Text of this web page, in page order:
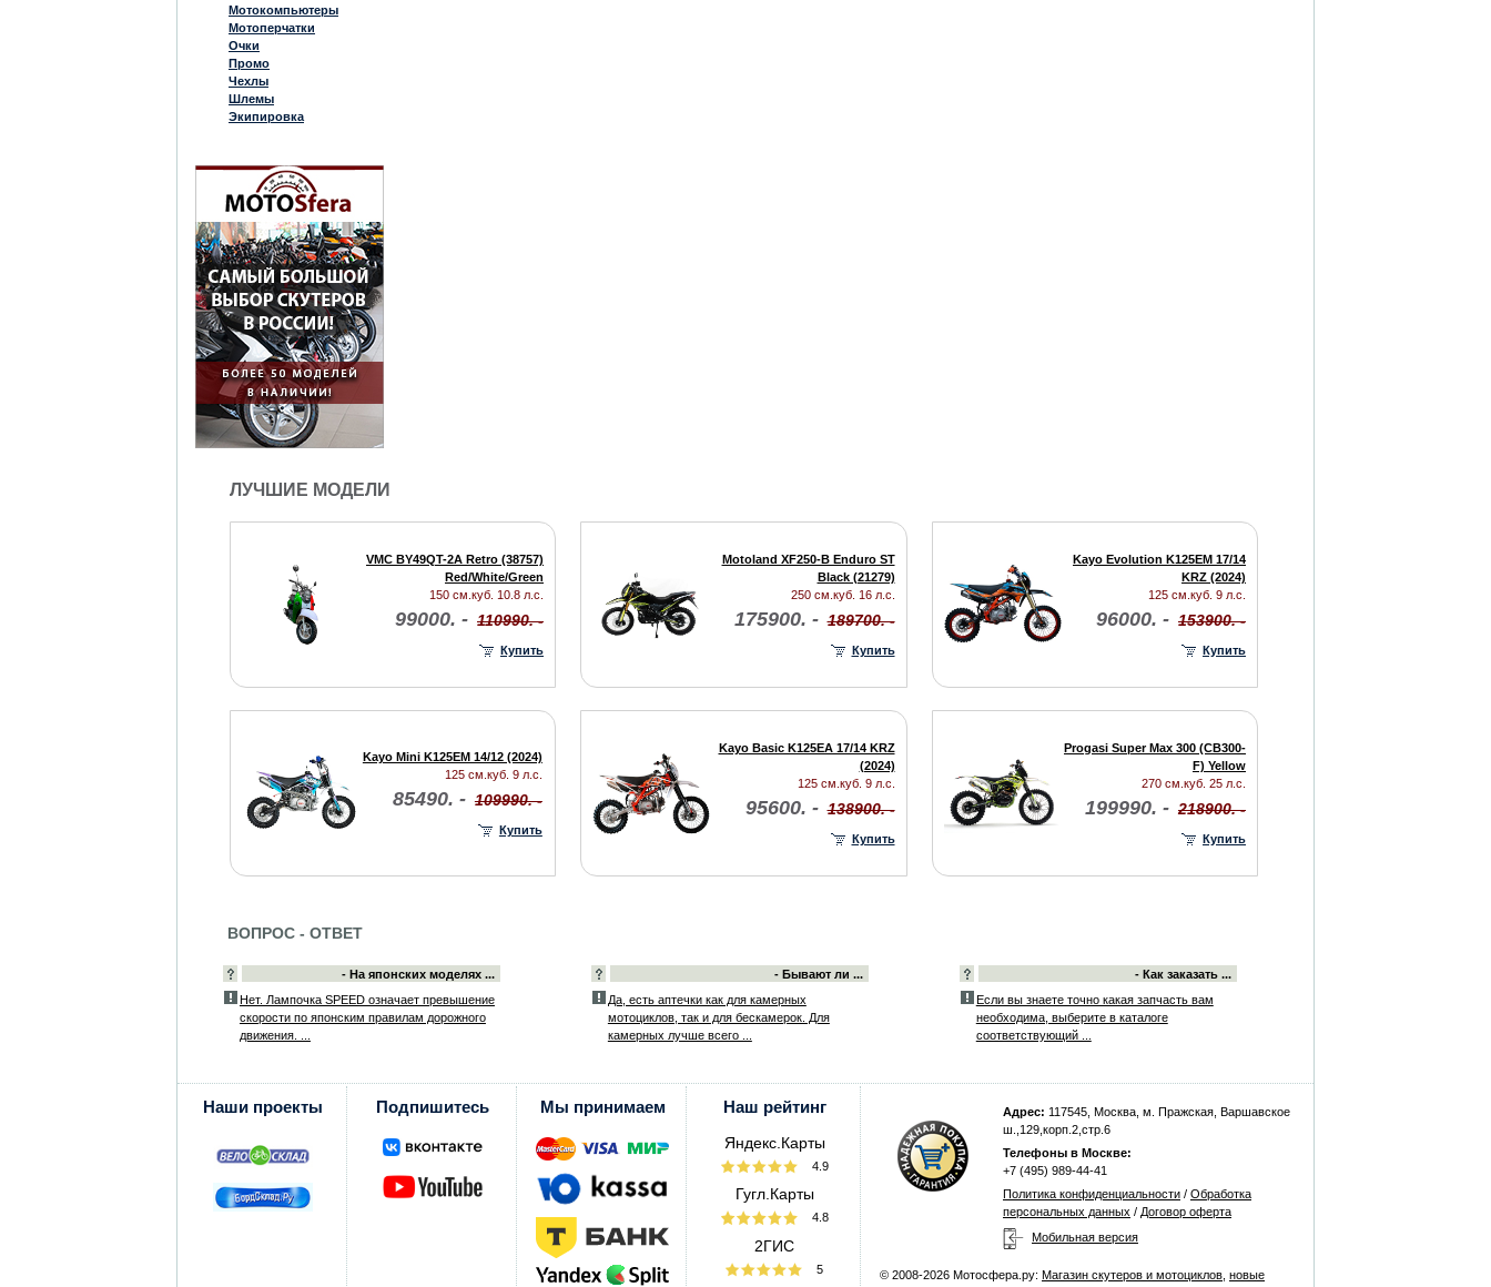
Мотокомпьютеры
Мотоперчатки
Очки
Промо
Чехлы
Шлемы
Экипировка
ЛУЧШИЕ МОДЕЛИ
VMC BY49QT-2A Retro (38757)
Red/White/Green
150 см.куб. 10.8 л.с.
99000. - 110990. -
Купить
Motoland XF250-B Enduro ST
Black (21279)
250 см.куб. 16 л.с.
175900. - 189700. -
Купить
Kayo Evolution K125EM 17/14
KRZ (2024)
125 см.куб. 9 л.с.
96000. - 153900. -
Купить
Kayo Mini K125EM 14/12 (2024)
125 см.куб. 9 л.с.
85490. - 109990. -
Купить
Kayo Basic K125EА 17/14 KRZ
(2024)
125 см.куб. 9 л.с.
95600. - 138900. -
Купить
Progasi Super Max 300 (CB300-
F) Yellow
270 см.куб. 25 л.с.
199990. - 218900. -
Купить
ВОПРОС - ОТВЕТ
- На японских моделях ...
Нет. Лампочка SPEED означает превышение
скорости по японским правилам дорожного
движения. ...
- Бывают ли ...
Да, есть аптечки как для камерных
мотоциклов, так и для бескамерок. Для
камерных лучше всего ...
- Как заказать ...
Если вы знаете точно какая запчасть вам
необходима, выберите в каталоге
соответствующий ...
Наши проекты Подпишитесь Мы принимаем Наш рейтинг
Яндекс.Карты
4.9
Гугл.Карты
4.8
2ГИС
5
Адрес: 117545, Москва, м. Пражская, Варшавское
ш.,129,корп.2,стр.6
Телефоны в Москве:
+7 (495) 989-44-41
Политика конфиденциальности / Обработка
персональных данных / Договор оферта
Мобильная версия
© 2008-2026 Мотосфера.ру: Магазин скутеров и мотоциклов новые